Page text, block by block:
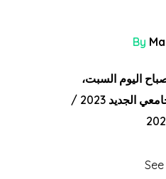
By
اليوم السبت،
والحضور للعام الجامعي الجديد 2023 /